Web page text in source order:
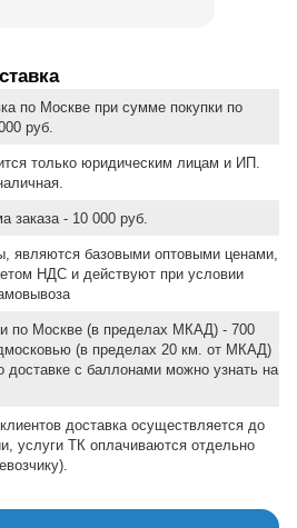
по Москве при сумме покупки по
руб.
только юридическим лицам и ИП.
заказа - 10 000 руб.
являются базовыми оптовыми ценами,
НДС и действуют при условии
по Москве (в пределах МКАД) - 700
(в пределах 20 км. от МКАД)
доставке с баллонами можно узнать на
доставка осуществляется до
услуги ТК оплачиваются отдельно